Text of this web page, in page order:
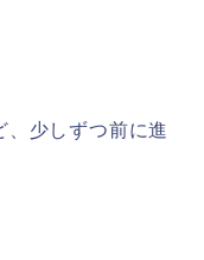
、少しずつ前に進